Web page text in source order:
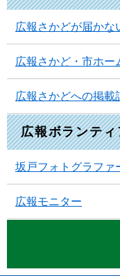
広報さかどが届かな
広報さかど・市ホ
広報さかどへの掲載
広報ボランティ
坂戸フォトグラファ
広報モニター